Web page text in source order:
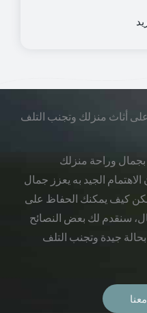
أثاث منزلك وتجنب التلف
بجمال وراحة منزلك
الجيد به يعزز جمال
كيف يمكنك الحفاظ على
سنقدم لك بعض النصائح